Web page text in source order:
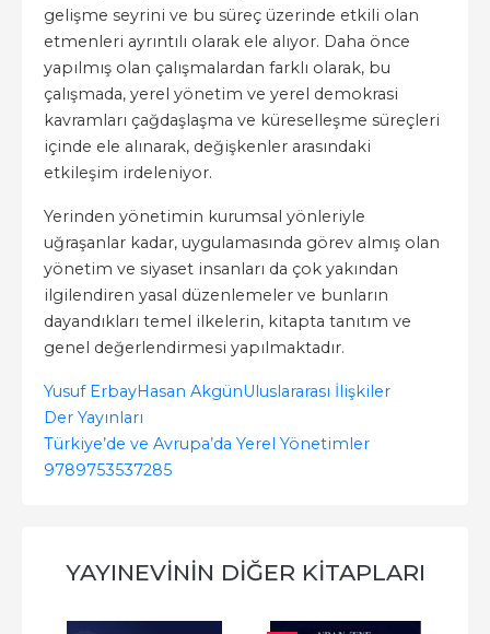
gelişme seyrini ve bu süreç üzerinde etkili olan
etmenleri ayrıntılı olarak ele alıyor. Daha önce
yapılmış olan çalışmalardan farklı olarak, bu
çalışmada, yerel yönetim ve yerel demokrasi
kavramları çağdaşlaşma ve küreselleşme süreçleri
içinde ele alınarak, değişkenler arasındaki
etkileşim irdeleniyor.
Yerinden yönetimin kurumsal yönleriyle
uğraşanlar kadar, uygulamasında görev almış olan
yönetim ve siyaset insanları da çok yakından
ilgilendiren yasal düzenlemeler ve bunların
dayandıkları temel ilkelerin, kitapta tanıtım ve
genel değerlendirmesi yapılmaktadır.
Yusuf ErbayHasan AkgünUluslararası İlişkiler
Der Yayınları
Türkiye’de ve Avrupa’da Yerel Yönetimler
9789753537285
YAYINEVININ DIĞER KITAPLARI